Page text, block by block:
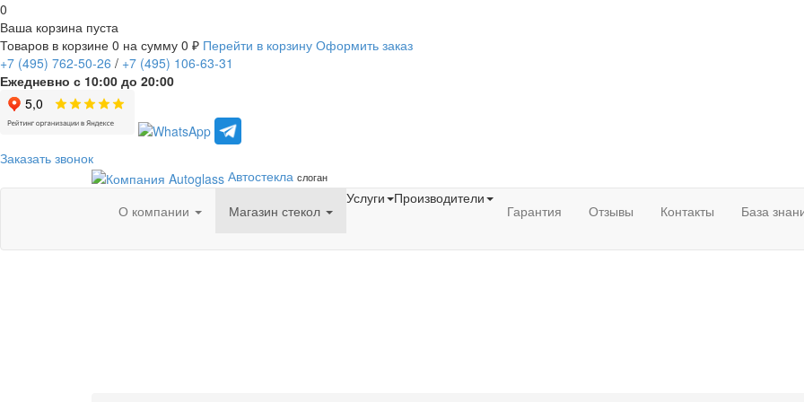
0
Ваша корзина пуста
Товаров в корзине 0 на сумму 0 ₽ Перейти в корзину Оформить заказ
+7 (495) 762-50-26 / +7 (495) 106-63-31
Ежедневно с 10:00 до 20:00
Заказать звонок
Автостекла слоган
О компании Магазин стекол
Услуги Производители
Гарантия Отзывы Контакты База